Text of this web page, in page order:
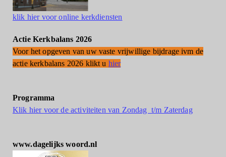
klik hier voor online kerkdiensten
Actie Kerkbalans 2026
Voor het opgeven van uw vaste vrijwillige bijdrage ivm de
actie kerkbalans 2026 klikt u hier
Programma
Klik hier voor de activiteiten van Zondag t/m Zaterdag
www.dagelijks woord.nl